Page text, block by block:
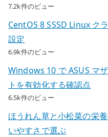
7.2k件のビュー
CentOS 8 SSSD Linux ク
設定
6.9k件のビュー
Windows 10 で ASUS マ
トを有効化する確認点
6.5k件のビュー
ほうれん草と小松菜の栄
いやすさで選ぶ